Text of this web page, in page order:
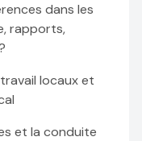
dans les
rapports,
locaux et
et la conduite